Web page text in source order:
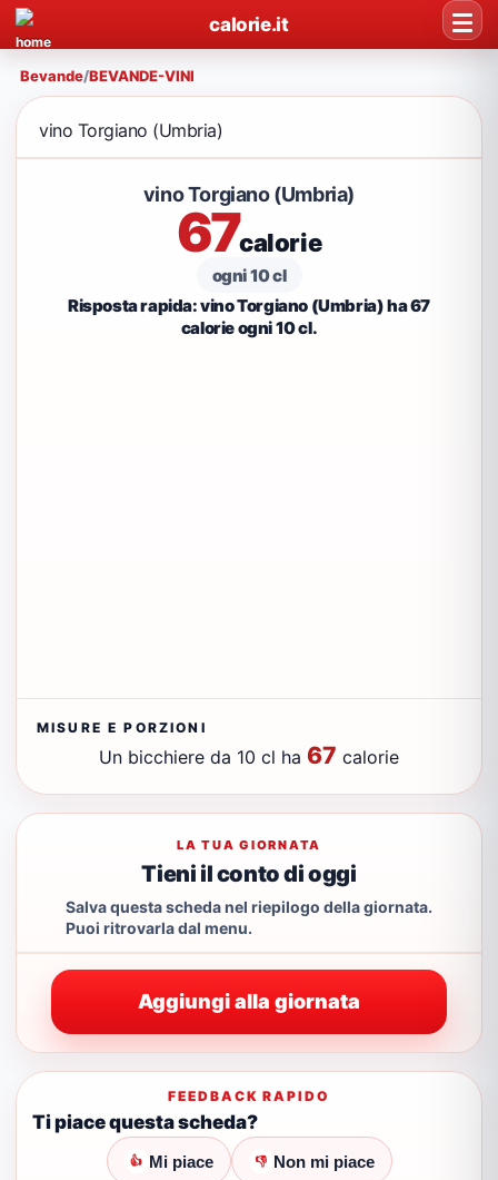
calorie.it
Bevande/BEVANDE-VINI
vino Torgiano (Umbria)
vino Torgiano (Umbria)
67calorie
ogni 10 cl
Risposta rapida: vino Torgiano (Umbria) ha 67
calorie ogni 10 cl.
MISURE E PORZIONI
Un bicchiere da 10 cl ha 67 calorie
LA TUA GIORNATA
Tieni il conto di oggi
Salva questa scheda nel riepilogo della giornata.
Puoi ritrovarla dal menu.
Aggiungi alla giornata
FEEDBACK RAPIDO
Ti piace questa scheda?
👍 Mi piace 👎 Non mi piace